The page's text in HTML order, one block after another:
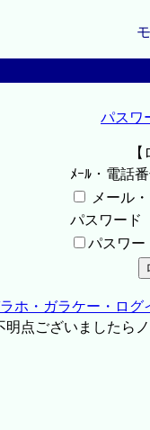
パスワ
ﾒｰﾙ・電話
メール
パスワード
パスワー
ホ・ガラケー・ログ
点ございましたら